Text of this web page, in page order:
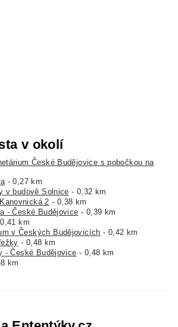
v okolí
České Budějovice s pobočkou na
- 0,27 km
v budově Solnice - 0,32 km
2 - 0,38 km
- České Budějovice - 0,39 km
km
v Českých Budějovicích - 0,42 km
- 0,48 km
- České Budějovice - 0,48 km
km